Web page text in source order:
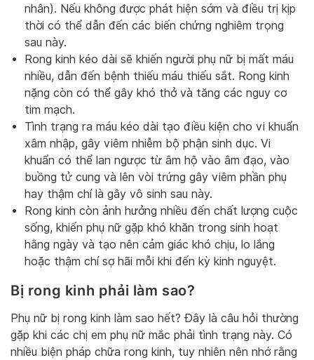
nhân). Nếu không được phát hiện sớm và điều trị kịp
thời có thể dẫn đến các biến chứng nghiêm trọng
sau này.
Rong kinh kéo dài sẽ khiến người phụ nữ bị mất máu
nhiều, dẫn đến bệnh thiếu máu thiếu sắt. Rong kinh
nặng còn có thể gây khó thở và tăng các nguy cơ
tim mạch.
Tình trạng ra máu kéo dài tạo điều kiện cho vi khuẩn
xâm nhập, gây viêm nhiễm bộ phận sinh dục. Vi
khuẩn có thể lan ngược từ âm hộ vào âm đạo, vào
buồng tử cung và lên vòi trứng gây viêm phần phụ
hay thậm chí là gây vô sinh sau này.
Rong kinh còn ảnh hưởng nhiều đến chất lượng cuộc
sống, khiến phụ nữ gặp khó khăn trong sinh hoạt
hằng ngày và tạo nên cảm giác khó chịu, lo lắng
hoặc thậm chí sợ hãi mỗi khi đến kỳ kinh nguyệt.
Bị rong kinh phải làm sao?
Phụ nữ bị rong kinh làm sao hết? Đây là câu hỏi thường
gặp khi các chị em phụ nữ mắc phải tình trạng này. Có
nhiều biện pháp chữa rong kinh, tuy nhiên nên nhớ rằng